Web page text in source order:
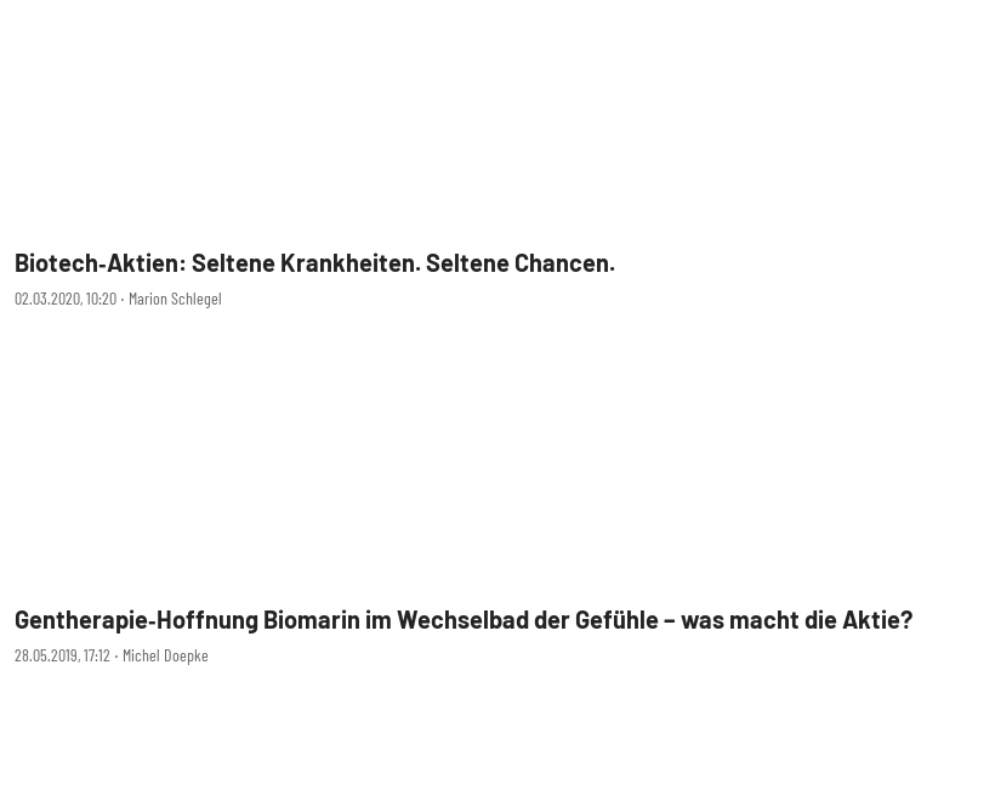
02.03.2020, 10:20 ‧ Marion Schlegel
Biotech‑Aktien: Seltene Krankheiten. Seltene Chancen.
28.05.2019, 17:12 ‧ Michel Doepke
Gentherapie‑Hoffnung Biomarin im Wechselbad der Gefühle – was macht die Aktie?